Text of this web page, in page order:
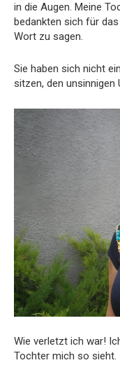
in die Augen. Meine
bedankten sich für
Wort zu sagen.
Sie haben sich nicht
sitzen, den unsinnigen
Wie verletzt ich war!
Tochter mich so sieht.